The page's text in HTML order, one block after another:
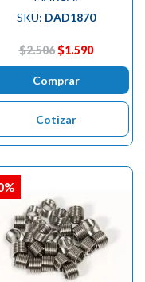
SKU: DAD1870
$2.506 $1.590
Comprar
Cotizar